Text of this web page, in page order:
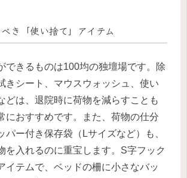
き「使い捨て」アイテム
できるものは100均の独壇場です。除
きシート、マウスウォッシュ、使い
どは、退院時に荷物を減らすことも
におすすめです。また、荷物の仕分
パー付き保存袋（Lサイズなど）も、
を入れるのに重宝します。S字フック
イテムで、ベッドの柵に小さなバッ